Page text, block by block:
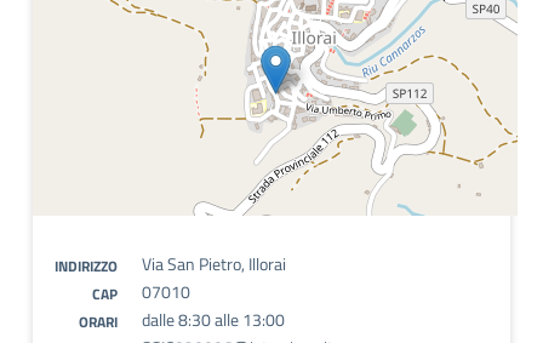
INDIRIZZO Via San Pietro, Illorai
CAP 07010
ORARI dalle 8:30 alle 13:00